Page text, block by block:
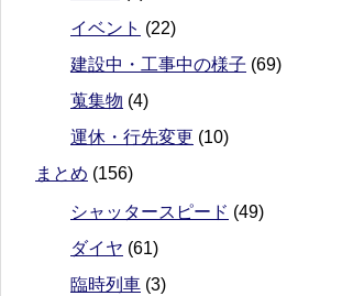
イベント (22)
建設中・工事中の様子 (69)
蒐集物 (4)
運休・行先変更 (10)
まとめ (156)
シャッタースピード (49)
ダイヤ (61)
臨時列車 (3)